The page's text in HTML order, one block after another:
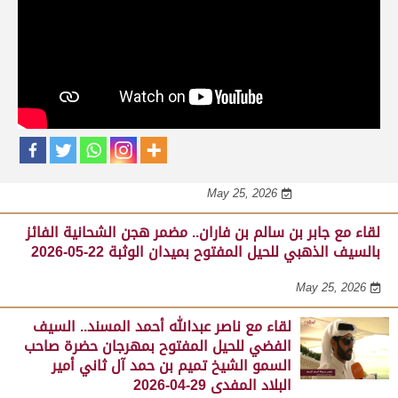
لقاء مع محمد بن سالم بن فاران.. متحدثاً عن
فوز هجن الشحانية بالسيف الذهبي للحيل
المفتوح بميدان الوثبة 22-05-2026
May 25, 2026
لقاء مع جابر بن سالم بن فاران.. مضمر هجن الشحانية الفائز
بالسيف الذهبي للحيل المفتوح بميدان الوثبة 22-05-2026
May 25, 2026
لقاء مع ناصر عبدالله أحمد المسند.. السيف
الفضي للحيل المفتوح بمهرجان حضرة صاحب
السمو الشيخ تميم بن حمد آل ثاني أمير
البلاد المفدى 29-04-2026